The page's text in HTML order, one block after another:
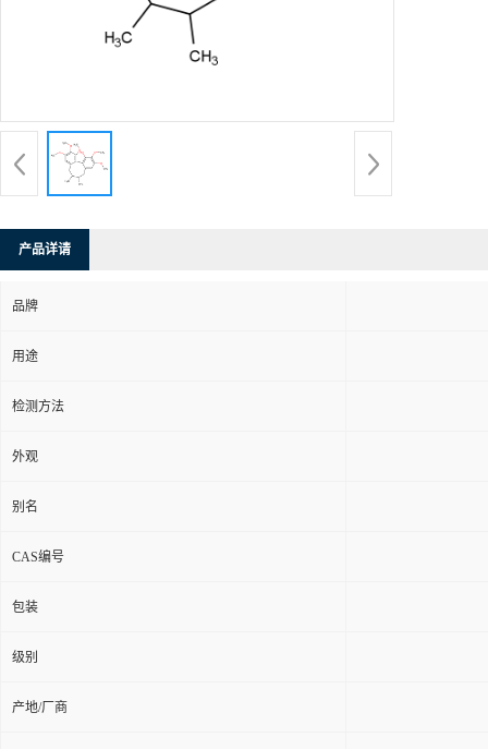
产品详请
品牌
用途
检测方法
外观
别名
CAS编号
包装
级别
产地/厂商